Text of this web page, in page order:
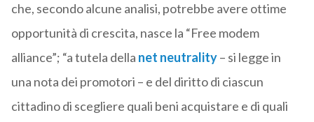
che, secondo alcune analisi, potrebbe avere ottime
opportunità di crescita, nasce la “Free modem
alliance”; “a tutela della net neutrality– si legge in
una nota dei promotori – e del diritto di ciascun
cittadino di scegliere quali beni acquistare e di quali